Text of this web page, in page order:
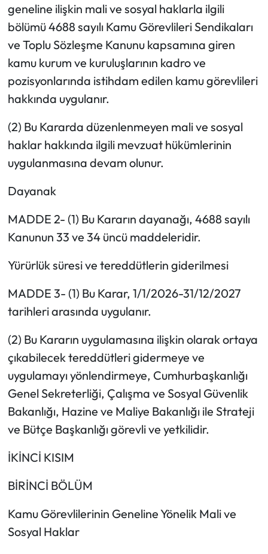
geneline ilişkin mali ve sosyal haklarla ilgili
bölümü 4688 sayılı Kamu Görevlileri Sendikaları
ve Toplu Sözleşme Kanunu kapsamına giren
kamu kurum ve kuruluşlarının kadro ve
pozisyonlarında istihdam edilen kamu görevlileri
hakkında uygulanır.
(2) Bu Kararda düzenlenmeyen mali ve sosyal
haklar hakkında ilgili mevzuat hükümlerinin
uygulanmasına devam olunur.
Dayanak
MADDE 2- (1) Bu Kararın dayanağı, 4688 sayılı
Kanunun 33 ve 34 üncü maddeleridir.
Yürürlük süresi ve tereddütlerin giderilmesi
MADDE 3- (1) Bu Karar, 1/1/2026-31/12/2027
tarihleri arasında uygulanır.
(2) Bu Kararın uygulamasına ilişkin olarak ortaya
çıkabilecek tereddütleri gidermeye ve
uygulamayı yönlendirmeye, Cumhurbaşkanlığı
Genel Sekreterliği, Çalışma ve Sosyal Güvenlik
Bakanlığı, Hazine ve Maliye Bakanlığı ile Strateji
ve Bütçe Başkanlığı görevli ve yetkilidir.
İKİNCİ KISIM
BİRİNCİ BÖLÜM
Kamu Görevlilerinin Geneline Yönelik Mali ve
Sosyal Haklar